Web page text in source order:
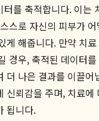
를 축적합니다. 이는
스로 자신의 피부가
게 해줍니다. 만약 치
경우, 축적된 데이터
더 나은 결과를 이끌어
신뢰감을 주며, 치료에
됩니다.